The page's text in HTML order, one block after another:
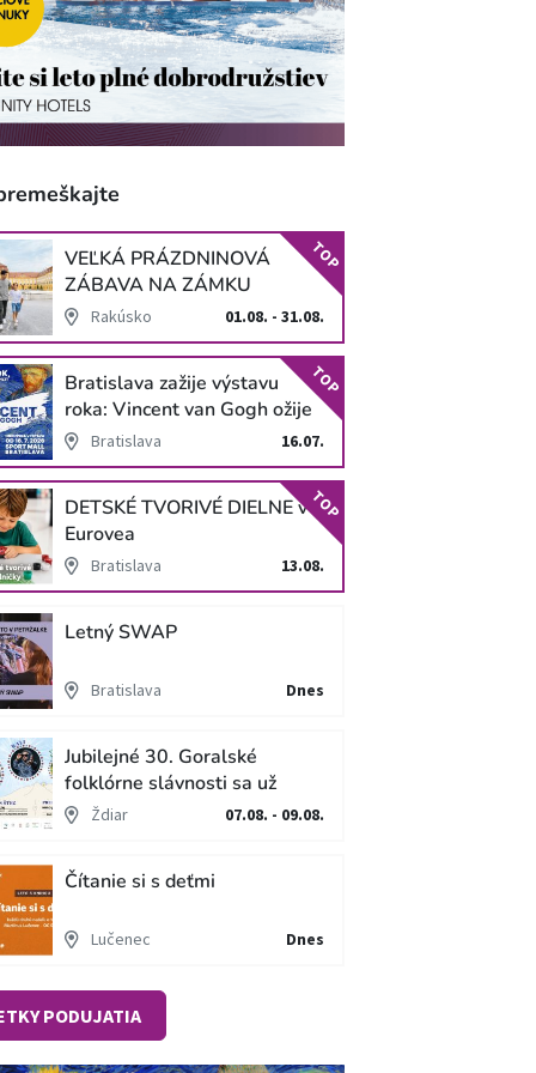
VEĽKÁ PRÁZDNINOVÁ
ZÁBAVA NA ZÁMKU
SCHLOSS HOF
Rakúsko 01.08. - 31.08.
TOP
Bratislava zažije výstavu
roka: Vincent van Gogh ožije
v unikátnej imerzívnej šou!
Bratislava 16.07.
TOP
DETSKÉ TVORIVÉ DIELNE v
Eurovea
Bratislava 13.08.
TOP
Letný SWAP
Bratislava Dnes
Jubilejné 30. Goralské
folklórne slávnosti sa už
blížiaŽdiar 07.08. - 09.08.
Čítanie si s deťmi
Lučenec Dnes
PODUJATIA